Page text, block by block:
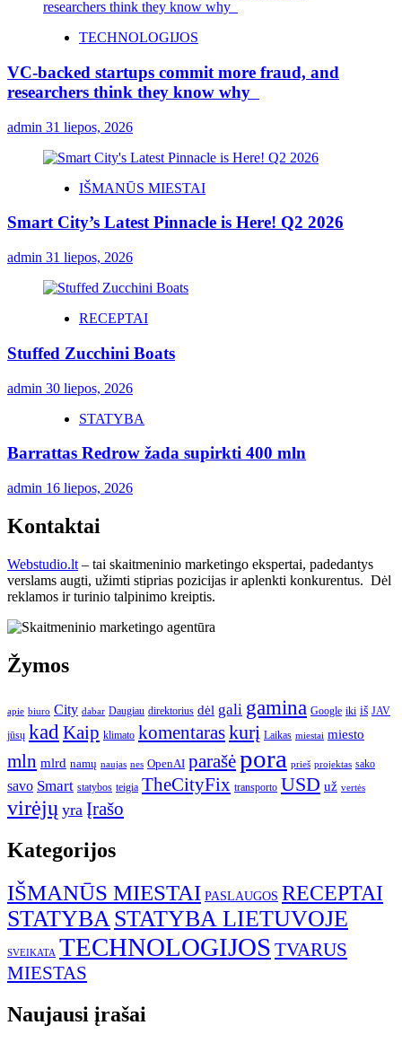
TECHNOLOGIJOS
VC-backed startups commit more fraud, and
researchers think they know why
admin 31 liepos, 2026
IŠMANŪS MIESTAI
Smart City’s Latest Pinnacle is Here! Q2 2026
admin 31 liepos, 2026
RECEPTAI
Stuffed Zucchini Boats
admin 30 liepos, 2026
STATYBA
Barrattas Redrow žada supirkti 400 mln
admin 16 liepos, 2026
Kontaktai
Webstudio.lt – tai skaitmeninio marketingo ekspertai, padedantys
verslams augti, užimti stiprias pozicijas ir aplenkti konkurentus. Dėl
reklamos ir turinio talpinimo kreiptis.
Žymos
apie biuro City dabar Daugiau direktorius dėl gali gamina Google iki iš JAV
jūsų kad Kaip klimato komentaraskurį Laikas miestai miesto
mln mlrd namų naujas nes OpenAI parašėpora prieš projektas sako
savo Smart statybos teigia TheCityFix transporto USD už vertės
virėjų yra Įrašo
Kategorijos
IŠMANŪS MIESTAI PASLAUGOS RECEPTAI
STATYBASTATYBA LIETUVOJE
SVEIKATA TECHNOLOGIJOS TVARUS
MIESTAS
Naujausi įrašai